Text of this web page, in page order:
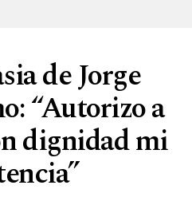
de Jorge
“Autorizo a
dignidad mi